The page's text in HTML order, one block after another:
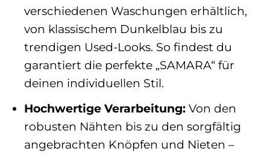
verschiedenen Waschungen erhältlich,
von klassischem Dunkelblau bis zu
trendigen Used-Looks. So findest du
garantiert die perfekte „SAMARA“ für
deinen individuellen Stil.
Hochwertige Verarbeitung:Von den
robusten Nähten bis zu den sorgfältig
angebrachten Knöpfen und Nieten –